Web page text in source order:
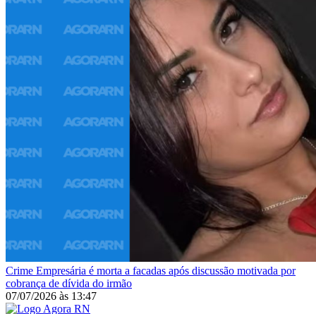
Crime Empresária é morta a facadas após discussão motivada por
cobrança de dívida do irmão
07/07/2026 às 13:47